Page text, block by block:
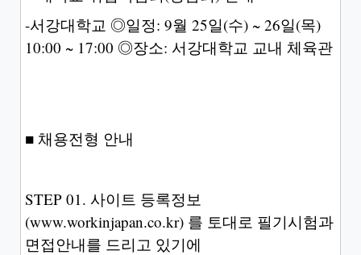
-서강대학교 ◎일정: 9월 25일(수) ~ 26일(목)
10:00 ~ 17:00 ◎장소: 서강대학교 교내 체육관
■ 채용전형 안내
STEP 01. 사이트 등록정보
(www.workinjapan.co.kr) 를 토대로 필기시험과
면접안내를 드리고 있기에